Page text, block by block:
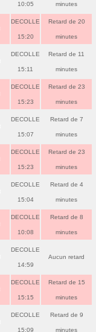
10:05 minutes
DECOLLE
15:20
Retard de 20
minutes
DECOLLE
15:11
Retard de 11
minutes
DECOLLE
15:23
Retard de 23
minutes
DECOLLE
15:07
Retard de 7
minutes
DECOLLE
15:23
Retard de 23
minutes
DECOLLE
15:04
Retard de 4
minutes
DECOLLE
10:08
Retard de 8
minutes
DECOLLE
14:59
Aucun retard
DECOLLE
15:15
Retard de 15
minutes
DECOLLE
15:09
Retard de 9
minutes